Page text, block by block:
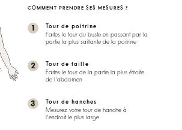
COMMENT PRENDRE SES MESURES ?
Tour de poitrine
Faites le tour du buste en passant par la
partie la plus saillante de la poitrine
Tour de taille
Faites le tour de la partie la plus étroite
de l'abdomen
Tour de hanches
Mesurez votre tour de hanche à
l'endroit le plus large